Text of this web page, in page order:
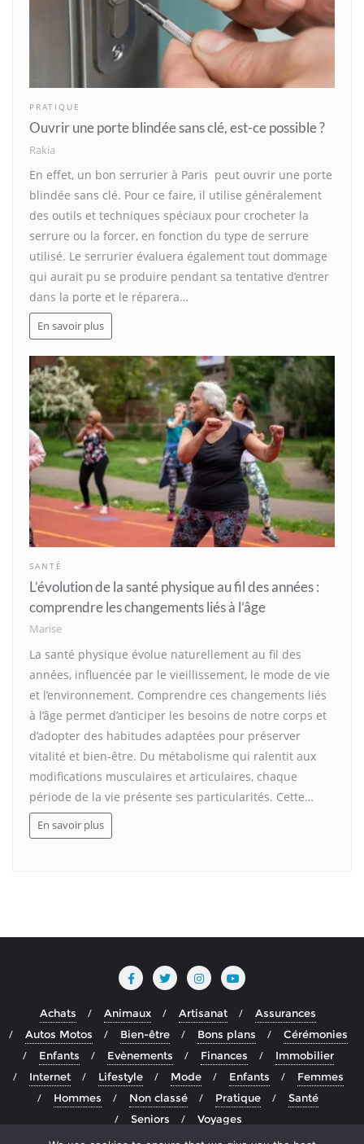
PRATIQUE
Ouvrir une porte blindée sans clé, est-ce possible ?
Rakia
En effet, un bon serrurier à Paris peut ouvrir une porte
blindée sans clé. Pour ce faire, il utilise généralement
des outils et techniques spéciaux pour crocheter la
serrure ou la forcer, en fonction du type de serrure
utilisé. Le serrurier évaluera également tout dommage
qui aurait pu se produire pendant sa tentative d’entrer
dans la porte et le réparera…
En savoir plus
SANTÉ
L’évolution de la santé physique au fil des années :
comprendre les changements liés à l’âge
Marise
La santé physique évolue naturellement au fil des
années, influencée par le vieillissement, le mode de vie
et l’environnement. Comprendre ces changements liés
à l’âge permet d’anticiper les besoins de notre corps et
d’adopter des habitudes adaptées pour préserver
vitalité et bien-être. Du métabolisme qui ralentit aux
modifications musculaires et articulaires, chaque
période de la vie présente ses particularités. Cette…
En savoir plus
Achats Animaux Artisanat
Assurances
Autos Motos
Bien-être Bons plans
Cérémonies
Enfants
Evènements Finances
Immobilier
Internet
Lifestyle Mode Enfants
Femmes
Hommes
Non classé Pratique
Santé
Seniors
Voyages